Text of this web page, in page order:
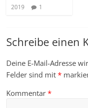
2019
1
Schreibe einen
Deine E-Mail-Adresse
Felder sind mit*
Kommentar*